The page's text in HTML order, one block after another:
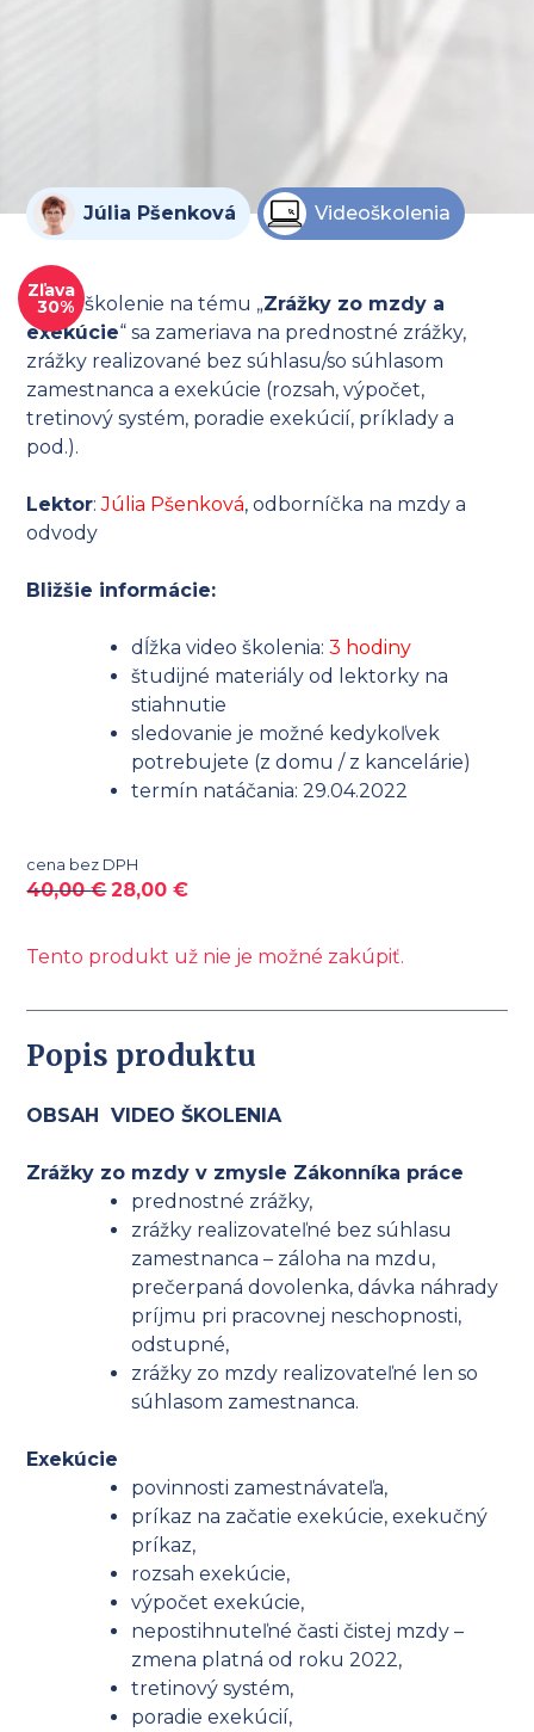
Júlia Pšenková Videoškolenia
Zľava
30%
Video školenie na tému „Zrážky zo mzdy a
exekúcie“ sa zameriava na prednostné zrážky,
zrážky realizované bez súhlasu/so súhlasom
zamestnanca a exekúcie (rozsah, výpočet,
tretinový systém, poradie exekúcií, príklady a
pod.).
Lektor: Júlia Pšenková, odborníčka na mzdy a
odvody
Bližšie informácie:
dĺžka video školenia:3 hodiny
študijné materiály od lektorky na
stiahnutie
sledovanie je možné kedykoľvek
potrebujete (z domu / z kancelárie)
termín natáčania: 29.04.2022
cena bez DPH
40,00€ 28,00€
Tento produkt už nie je možné zakúpiť.
Popis produktu
OBSAH VIDEO ŠKOLENIA
Zrážky zo mzdy v zmysle Zákonníka práce
prednostné zrážky,
zrážky realizovateľné bez súhlasu
zamestnanca – záloha na mzdu,
prečerpaná dovolenka, dávka náhrady
príjmu pri pracovnej neschopnosti,
odstupné,
zrážky zo mzdy realizovateľné len so
súhlasom zamestnanca.
Exekúcie
povinnosti zamestnávateľa,
príkaz na začatie exekúcie, exekučný
príkaz,
rozsah exekúcie,
výpočet exekúcie,
nepostihnuteľné časti čistej mzdy –
zmena platná od roku 2022,
tretinový systém,
poradie exekúcií,